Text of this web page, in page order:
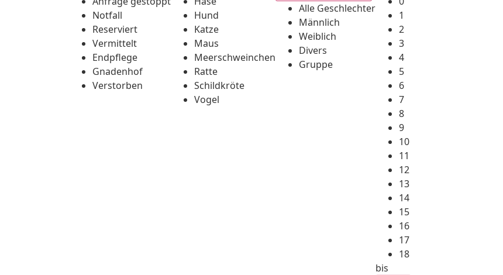
Notfall
Reserviert
Vermittelt
Endpflege
Gnadenhof
Verstorben
Hund
Katze
Maus
Meerschweinchen
Ratte
Schildkröte
Vogel
Alle Geschlechter
Männlich
Weiblich
Divers
Gruppe
1
2
3
4
5
6
7
8
9
10
11
12
13
14
15
16
17
18
bis